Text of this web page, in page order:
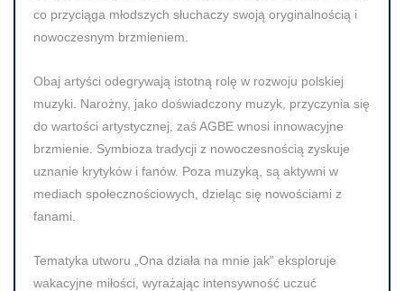
co przyciąga młodszych słuchaczy swoją oryginalnością i
nowoczesnym brzmieniem.
Obaj artyści odegrywają istotną rolę w rozwoju polskiej
muzyki. Narożny, jako doświadczony muzyk, przyczynia się
do wartości artystycznej, zaś AGBE wnosi innowacyjne
brzmienie. Symbioza tradycji z nowoczesnością zyskuje
uznanie krytyków i fanów. Poza muzyką, są aktywni w
mediach społecznościowych, dzieląc się nowościami z
fanami.
Tematyka utworu „Ona działa na mnie jak” eksploruje
wakacyjne miłości, wyrażając intensywność uczuć